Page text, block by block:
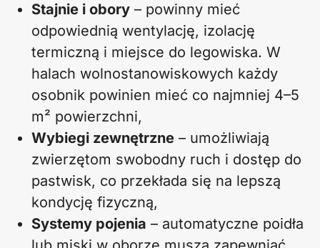
Stajnie i obory – powinny mieć
odpowiednią wentylację, izolację
termiczną i miejsce do legowiska. W
halach wolnostanowiskowych każdy
osobnik powinien mieć co najmniej 4–5
m² powierzchni,
Wybiegi zewnętrzne – umożliwiają
zwierzętom swobodny ruch i dostęp do
pastwisk, co przekłada się na lepszą
kondycję fizyczną,
Systemy pojenia – automatyczne poidła